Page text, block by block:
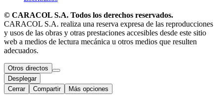
© CARACOL S.A. Todos los derechos reservados.
CARACOL S.A. realiza una reserva expresa de las reproducciones
y usos de las obras y otras prestaciones accesibles desde este sitio
web a medios de lectura mecánica u otros medios que resulten
adecuados.
Otros directos
Desplegar
Cerrar
Compartir Más opciones